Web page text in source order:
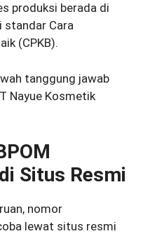
produksi berada di
standar Cara
(CPKB).
tanggung jawab
Nayue Kosmetik
Situs Resmi
nomor
lewat situs resmi